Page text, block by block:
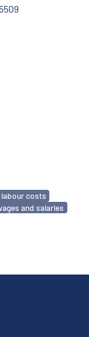
labour costs
and salaries